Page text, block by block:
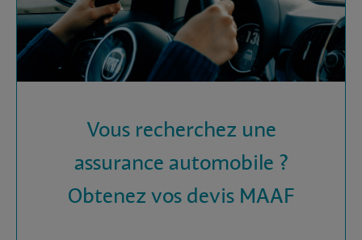
Vous recherchez une
assurance automobile ?
Obtenez vos devis MAAF